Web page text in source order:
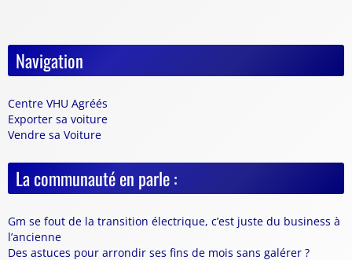
Navigation
Centre VHU Agréés
Exporter sa voiture
Vendre sa Voiture
La communauté en parle :
Gm se fout de la transition électrique, c’est juste du business à
l’ancienne
Des astuces pour arrondir ses fins de mois sans galérer ?